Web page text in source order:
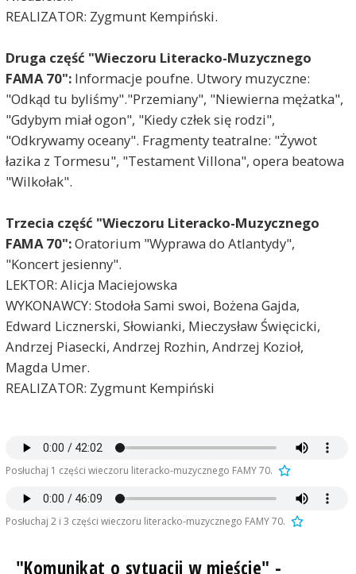
REALIZATOR: Zygmunt Kempiński.
Druga część "Wieczoru Literacko-Muzycznego
FAMA 70":Informacje poufne. Utwory muzyczne:
"Odkąd tu byliśmy"."Przemiany", "Niewierna mężatka",
"Gdybym miał ogon", "Kiedy człek się rodzi",
"Odkrywamy oceany". Fragmenty teatralne: "Żywot
łazika z Tormesu", "Testament Villona", opera beatowa
"Wilkołak".
Trzecia część "Wieczoru Literacko-Muzycznego
FAMA 70":Oratorium "Wyprawa do Atlantydy",
"Koncert jesienny".
LEKTOR: Alicja Maciejowska
WYKONAWCY: Stodoła Sami swoi, Bożena Gajda,
Edward Licznerski, Słowianki, Mieczysław Święcicki,
Andrzej Piasecki, Andrzej Rozhin, Andrzej Kozioł,
Magda Umer.
REALIZATOR: Zygmunt Kempiński
Posłuchaj 1 części wieczoru literacko-muzycznego FAMY 70.
Posłuchaj 2 i 3 części wieczoru literacko-muzycznego FAMY 70.
"Komunikat o sytuacji w mieście" -